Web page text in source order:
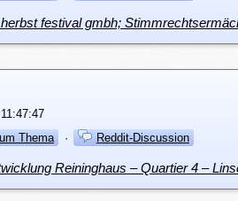
festival gmbh;
Thema · Reddit-Discussion
Reininghaus – Quartier 4 –